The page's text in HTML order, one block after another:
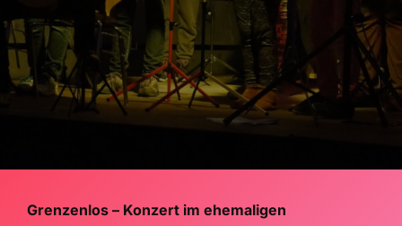
Grenzenlos – Konzert im ehemaligen